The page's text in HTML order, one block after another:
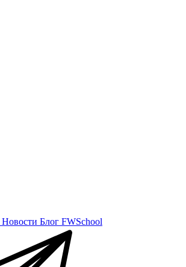
Новости Блог FWSchool